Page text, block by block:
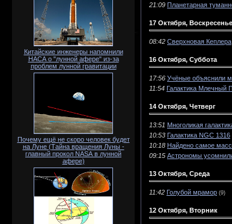
Китайские инженеры напомнили
НАСА о "лунной афере" из-за
проблем лунной гравитации
Почему ещё не скоро человек будет
на Луне (Тайна вращения Луны -
главный прокол NАSА в лунной
афере)
21:09 Планетарная
17 Октября, Воскресенье
08:42 Сверхновая Кеплера
16 Октября, Суббота
17:56 Учёные объяснили
11:54 Галактика Млечный
14 Октября, Четверг
13:51 Многоликая
10:53 Галактика NGC 1316
10:18 Найдено самое
09:15 Астрономы
13 Октября, Среда
11:42 Голубой мрамор (9)
12 Октября, Вторник